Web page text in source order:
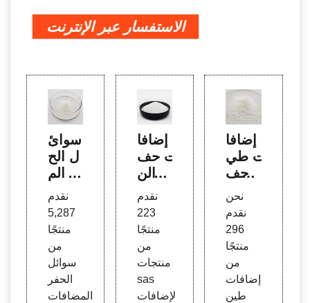
الاستفسار عبر الإنترنت
سوائ
ل الح
فر الم
ت الب
ترولي
ة، سو
ائل ال
حفر
نقدم
5,287
منتجًا
من
سوائل
الحفر
المضافات
إضافا
ت حف
ر الن
as، إ
ضافا
ت حف
ر الن
فط S
as
نقدم
223
منتجًا
من
منتجات
sas
لإضافات
إضافا
ت طي
ن حف
فط، إ
ضافا
ت طي
ن حف
ر الن
فط
نحن
نقدم
296
منتجًا
من
إضافات
طين